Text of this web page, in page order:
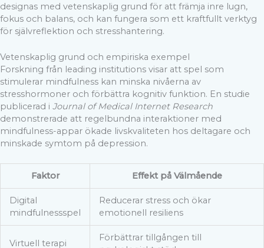
designas med vetenskaplig grund för att främja inre lugn,
fokus och balans, och kan fungera som ett kraftfullt verktyg
för självreflektion och stresshantering.
Vetenskaplig grund och empiriska exempel
Forskning från leading institutions visar att spel som
stimulerar mindfulness kan minska nivåerna av
stresshormoner och förbättra kognitiv funktion. En studie
publicerad i Journal of Medical Internet Research
demonstrerade att regelbundna interaktioner med
mindfulness-appar ökade livskvaliteten hos deltagare och
minskade symtom på depression.
Faktor Effekt på Välmående
Digital
mindfulnessspel
Reducerar stress och ökar
emotionell resiliens
Virtuell terapi
Förbättrar tillgången till